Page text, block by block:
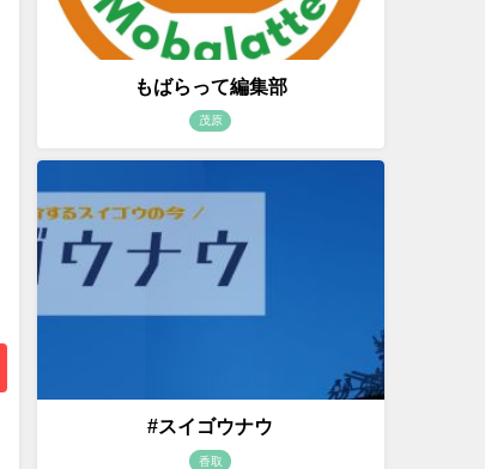
もばらって編集部
茂原
#スイゴウナウ
香取